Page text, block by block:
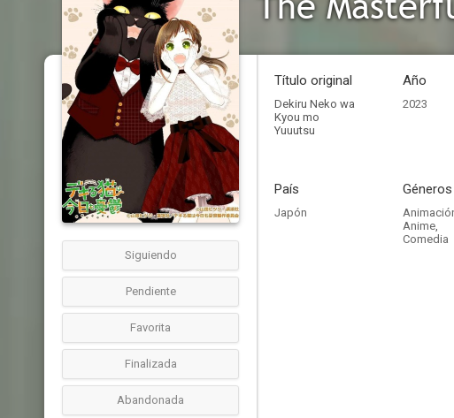
Siguiendo
Pendiente
Favorita
Finalizada
Abandonada
Título original
Dekiru Neko wa
Kyou mo
Yuuutsu
Año
2023
País
Japón
Géneros
Anime,
Comedia